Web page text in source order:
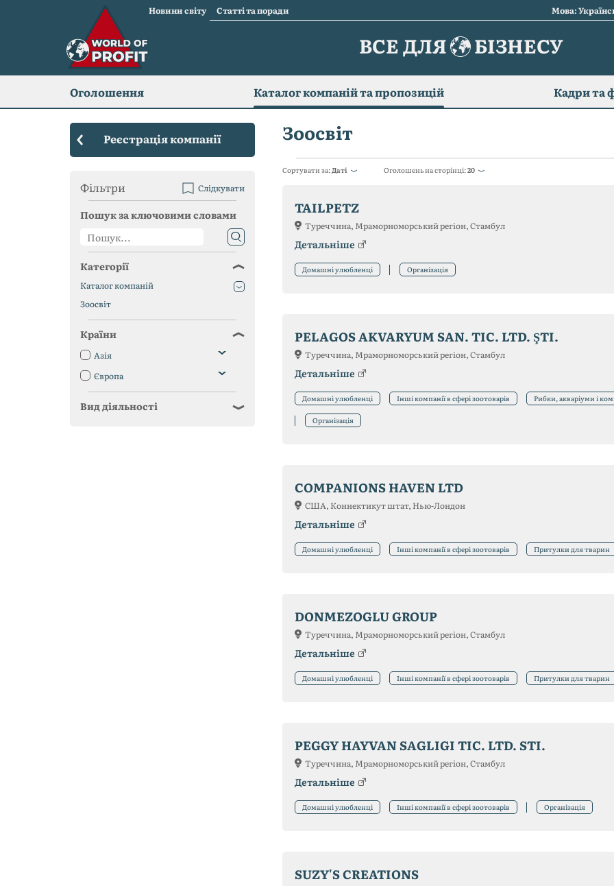
Новини світу Статті та поради Мова:
ВСЕ ДЛЯ БІЗНЕСУ
Оголошення Каталог компаній та пропозицій Кадри та
Зоосвіт
Сортувати за:Даті Оголошень на сторінці:20
TAILPETZ
Туреччина, Мраморноморський регіон, Стамбул
Детальніше
Домашні улюбленці Організація
PELAGOS AKVARYUM SAN. TIC. LTD. ŞTI.
Туреччина, Мраморноморський регіон, Стамбул
Детальніше
Домашні улюбленці Інші компанії в сфері зоотоварів Рибки, акваріуми і
Організація
COMPANIONS HAVEN LTD
США, Коннектикут штат, Нью-Лондон
Детальніше
Домашні улюбленці Інші компанії в сфері зоотоварів Притулки для тварин
DONMEZOGLU GROUP
Туреччина, Мраморноморський регіон, Стамбул
Детальніше
Домашні улюбленці Інші компанії в сфері зоотоварів Притулки для тварин
PEGGY HAYVAN SAGLIGI TIC. LTD. STI.
Туреччина, Мраморноморський регіон, Стамбул
Детальніше
Домашні улюбленці Інші компанії в сфері зоотоварів Організація
SUZY'S CREATIONS
Реєстрація компанії
Фільтри Слідкувати
Пошук за ключовими словами
Категорії
Каталог компаній
Зоосвіт
Країни
Азія
Європа
Вид діяльності